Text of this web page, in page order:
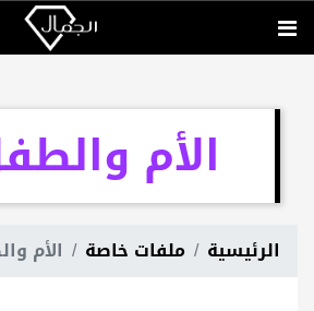
الأم
الرئيسية ملفات خاصة الأم